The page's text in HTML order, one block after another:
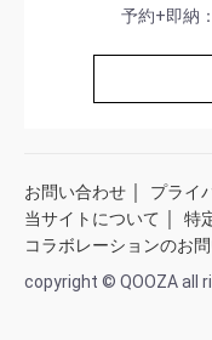
予約+即納
お問い合わせ ｜ プライ
当サイトについて ｜ 特
コラボレーションのお
copyright © QOOZA all